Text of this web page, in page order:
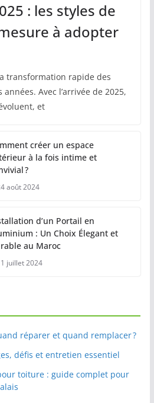
: les styles de
à adopter
transformation rapide des
Avec l’arrivée de 2025,
et
créer un espace
à la fois intime et
?
août 2024
d’un Portail en
: Un Choix Élegant et
au Maroc
juillet 2024
réparer et quand remplacer ?
défis et entretien essentiel
toiture : guide complet pour